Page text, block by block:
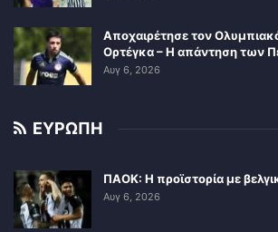
Αποχαιρέτησε τον
Ορτέγκα – Η απάντηση των
Αυγ 6, 2026
ΕΥΡΩΠΗ
ΠΑΟΚ: Η προϊστορία με
Αυγ 6, 2026